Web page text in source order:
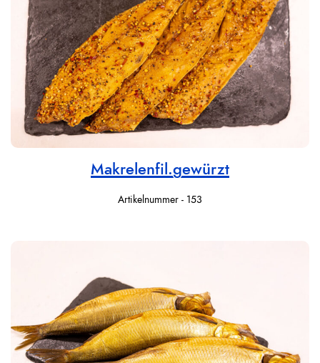
Makrelenfil.gewürzt
Artikelnummer - 153